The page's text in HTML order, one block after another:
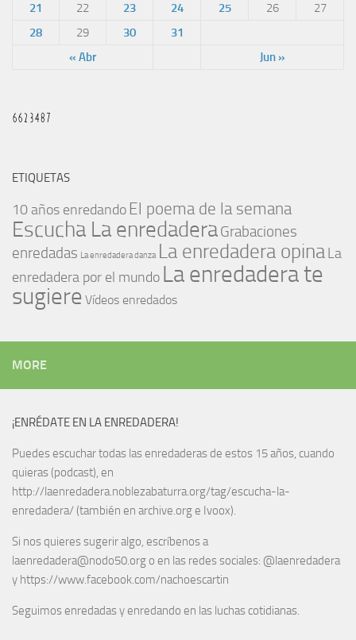
« Abr Jun »
21
22 23 24 25 26
27
28
29 30 31
ETIQUETAS
10 años enredando El poema de la semana
Escucha La enredaderaGrabaciones
enredadas La enredadera danza La enredadera opina La
enredadera por el mundo La enredadera te
sugiere Vídeos enredados
MORE
¡ENRÉDATE EN LA ENREDADERA!
Puedes escuchar todas las enredaderas de estos 15 años, cuando
quieras (podcast), en
http://laenredadera.noblezabaturra.org/tag/escucha-la-
enredadera/ (también en archive.org e Ivoox).
Si nos quieres sugerir algo, escríbenos a
laenredadera@nodo50.org o en las redes sociales: @laenredadera
y https://www.facebook.com/nachoescartin
Seguimos enredadas y enredando en las luchas cotidianas.